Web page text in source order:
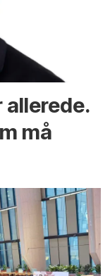
allerede.
må